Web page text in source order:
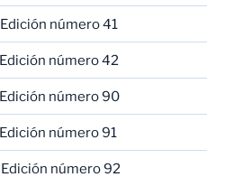
número 41
número 42
número 90
número 91
número 92